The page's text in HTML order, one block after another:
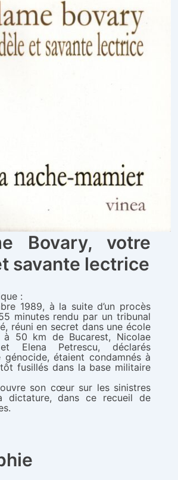
Bovary, votre
savante lectrice
:
1989, à la suite d’un procès
minutes rendu par un tribunal
réuni en secret dans une école
à 50 km de Bucarest, Nicolae
Elena Petrescu, déclarés
génocide, étaient condamnés à
fusillés dans la base militaire
son cœur sur les sinistres
dictature, dans ce recueil de